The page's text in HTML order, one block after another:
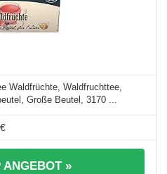
Waldfrüchte, Waldfruchttee,
Große Beutel, 3170 ...
ANGEBOT »